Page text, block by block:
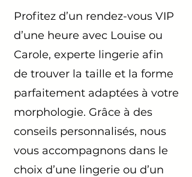
Profitez d’un rendez-vous VIP
d’une heure avec Louise ou
Carole, experte lingerie afin
de trouver la taille et la forme
parfaitement adaptées à votre
morphologie. Grâce à des
conseils personnalisés, nous
vous accompagnons dans le
choix d’une lingerie ou d’un